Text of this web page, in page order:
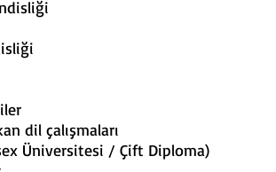
Bilimi
6
6
Amerikan dil
Üniversitesi /